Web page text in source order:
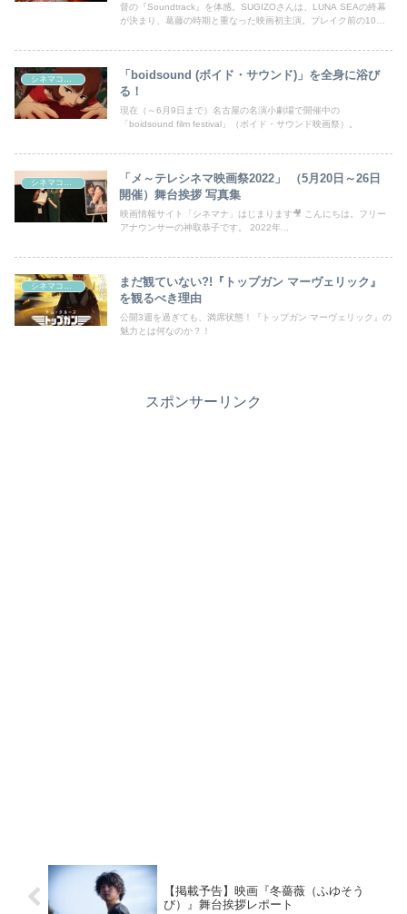
督の『Soundtrack』を体感。SUGIZOさんは、LUNA SEAの終幕
が決まり、葛藤の時期と重なった映画初主演。ブレイク前の10代
シネマコラム
「boidsound (ボイド・サウンド)」を全身に浴び
る！
現在（～6月9日まで）名古屋の名演小劇場で開催中の
「boidsound film festival」（ボイド・サウンド映画祭）。
シネマコラム
「メ～テレシネマ映画祭2022」 （5月20日～26日
開催）舞台挨拶 写真集
映画情報サイト「シネマナ」はじまります🎥 こんにちは。フリー
アナウンサーの神取恭子です。 2022年...
まだ観ていない?!『トップガン マーヴェリック』
を観るべき理由
公開3週を過ぎても、満席状態！『トップガン マーヴェリック』の
魅力とは何なのか？！
スポンサーリンク
【掲載予告】映画『冬薔薇（ふゆそう
び）』舞台挨拶レポート